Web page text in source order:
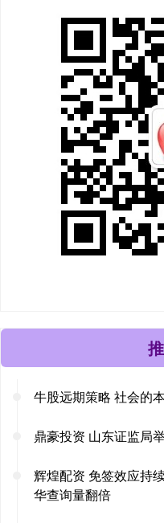
牛股远期策略 社会的
鼎豪投资 山东证监局
辉煌配资 免签效应持
华查询量翻倍